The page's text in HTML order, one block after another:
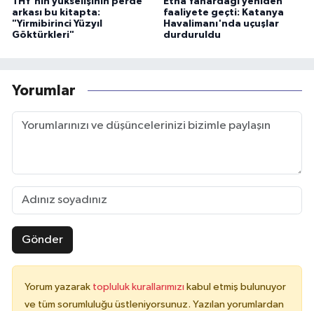
arkası bu kitapta:
"Yirmibirinci Yüzyıl
Göktürkleri"
faaliyete geçti: Katanya
Havalimanı'nda uçuşlar
durduruldu
Yorumlar
Gönder
Yorum yazarak topluluk kurallarımızı kabul etmiş bulunuyor
ve tüm sorumluluğu üstleniyorsunuz. Yazılan yorumlardan